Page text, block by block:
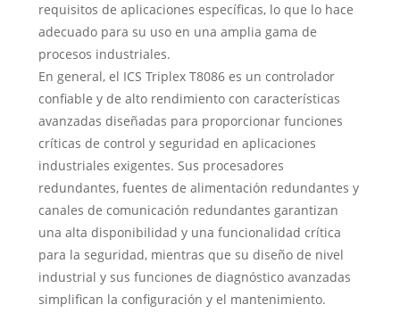
requisitos de aplicaciones específicas, lo que lo hace
adecuado para su uso en una amplia gama de
procesos industriales.
En general, el ICS Triplex T8086 es un controlador
confiable y de alto rendimiento con características
avanzadas diseñadas para proporcionar funciones
críticas de control y seguridad en aplicaciones
industriales exigentes. Sus procesadores
redundantes, fuentes de alimentación redundantes y
canales de comunicación redundantes garantizan
una alta disponibilidad y una funcionalidad crítica
para la seguridad, mientras que su diseño de nivel
industrial y sus funciones de diagnóstico avanzadas
simplifican la configuración y el mantenimiento.